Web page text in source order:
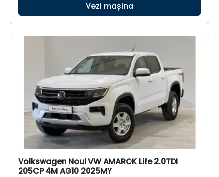
Vezi mașina
Volkswagen Noul VW AMAROK Life 2.0TDI
205CP 4M AG10 2025MY